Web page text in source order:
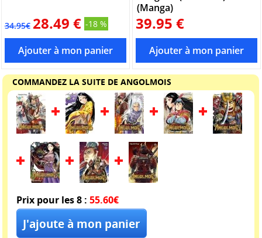
34.95€ 28.49 € -18 %
(Manga)
39.95 €
COMMANDEZ LA SUITE DE ANGOLMOIS
Prix pour les 8 : 55.60€